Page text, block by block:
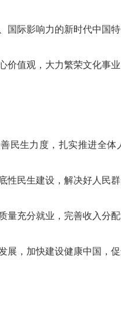
国际影响力的新时代中国
价值观，大力繁荣文化事
民生力度，扎实推进全
性民生建设，解决好人民
量充分就业，完善收入分
展，加快建设健康中国，